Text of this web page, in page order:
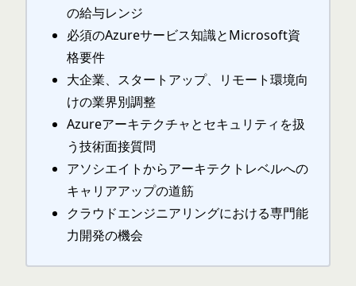
の給与レンジ
必須のAzureサービス知識とMicrosoft資
格要件
大企業、スタートアップ、リモート環境向
けの業界別調整
Azureアーキテクチャとセキュリティを扱
う技術面接質問
アソシエイトからアーキテクトレベルへの
キャリアアップの道筋
クラウドエンジニアリングにおける専門能
力開発の機会